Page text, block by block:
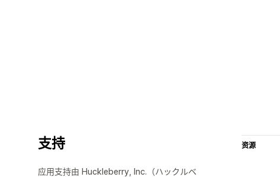
支持
应用支持由 Huckleberry, Inc.（ハックルベ
资源